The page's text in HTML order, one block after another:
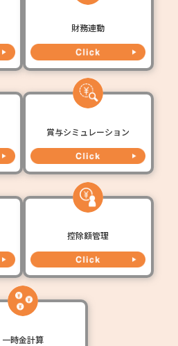
財務連動
賞与シミュレーション
控除額管理
一時金計算